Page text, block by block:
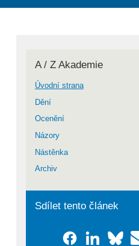
A / Z Akademie
Úvodní strana
Dění
Ocenění
Názory
Nástěnka
Archiv
Sdílet tento článek